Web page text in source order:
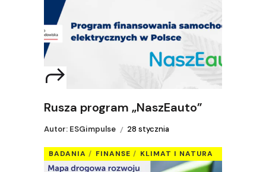
Rusza program „NaszEauto”
Autor: ESGimpulse 28 stycznia
BADANIA FINANSE KLIMAT I NATURA